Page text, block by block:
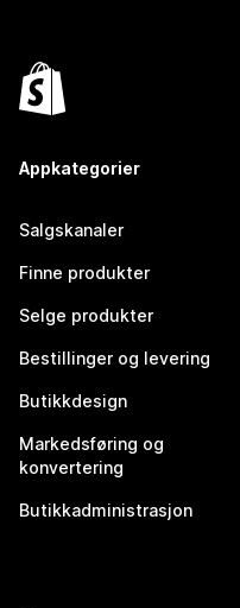
Appkategorier
Salgskanaler
Finne produkter
Selge produkter
Bestillinger og levering
Butikkdesign
Markedsføring og
konvertering
Butikkadministrasjon